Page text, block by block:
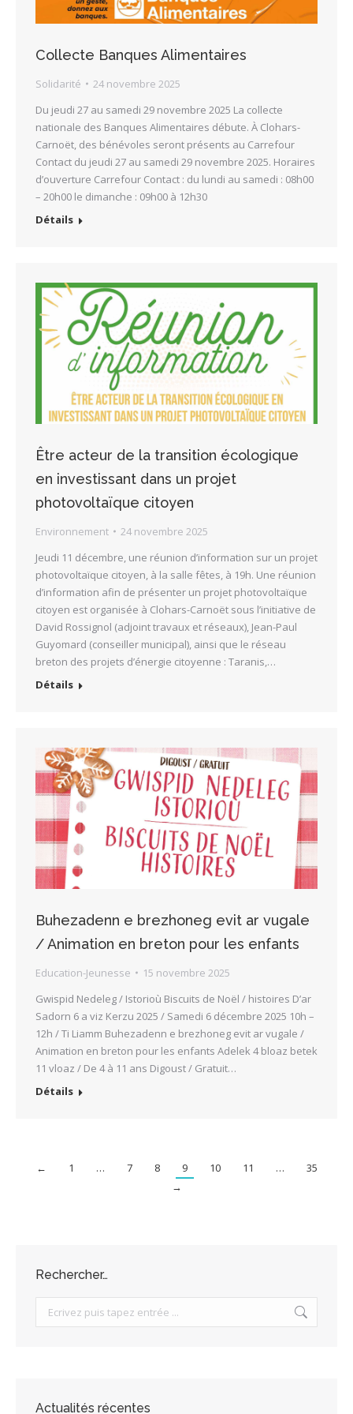
Collecte Banques Alimentaires
Solidarité
24 novembre 2025
Du jeudi 27 au samedi 29 novembre 2025 La collecte
nationale des Banques Alimentaires débute. À Clohars-
Carnoët, des bénévoles seront présents au Carrefour
Contact du jeudi 27 au samedi 29 novembre 2025. Horaires
d’ouverture Carrefour Contact : du lundi au samedi : 08h00
– 20h00 le dimanche : 09h00 à 12h30
Détails
Être acteur de la transition écologique
en investissant dans un projet
photovoltaïque citoyen
Environnement
24 novembre 2025
Jeudi 11 décembre, une réunion d’information sur un projet
photovoltaïque citoyen, à la salle fêtes, à 19h. Une réunion
d’information afin de présenter un projet photovoltaïque
citoyen est organisée à Clohars-Carnoët sous l’initiative de
David Rossignol (adjoint travaux et réseaux), Jean-Paul
Guyomard (conseiller municipal), ainsi que le réseau
breton des projets d’énergie citoyenne : Taranis,…
Détails
Buhezadenn e brezhoneg evit ar vugale
/ Animation en breton pour les enfants
Education-Jeunesse
15 novembre 2025
Gwispid Nedeleg / Istorioù Biscuits de Noël / histoires D’ar
Sadorn 6 a viz Kerzu 2025 / Samedi 6 décembre 2025 10h –
12h / Ti Liamm Buhezadenn e brezhoneg evit ar vugale /
Animation en breton pour les enfants Adelek 4 bloaz betek
11 vloaz / De 4 à 11 ans Digoust / Gratuit…
Détails
← 1 … 7 8 9 10 11 …
35
→
Rechercher…
Actualités récentes